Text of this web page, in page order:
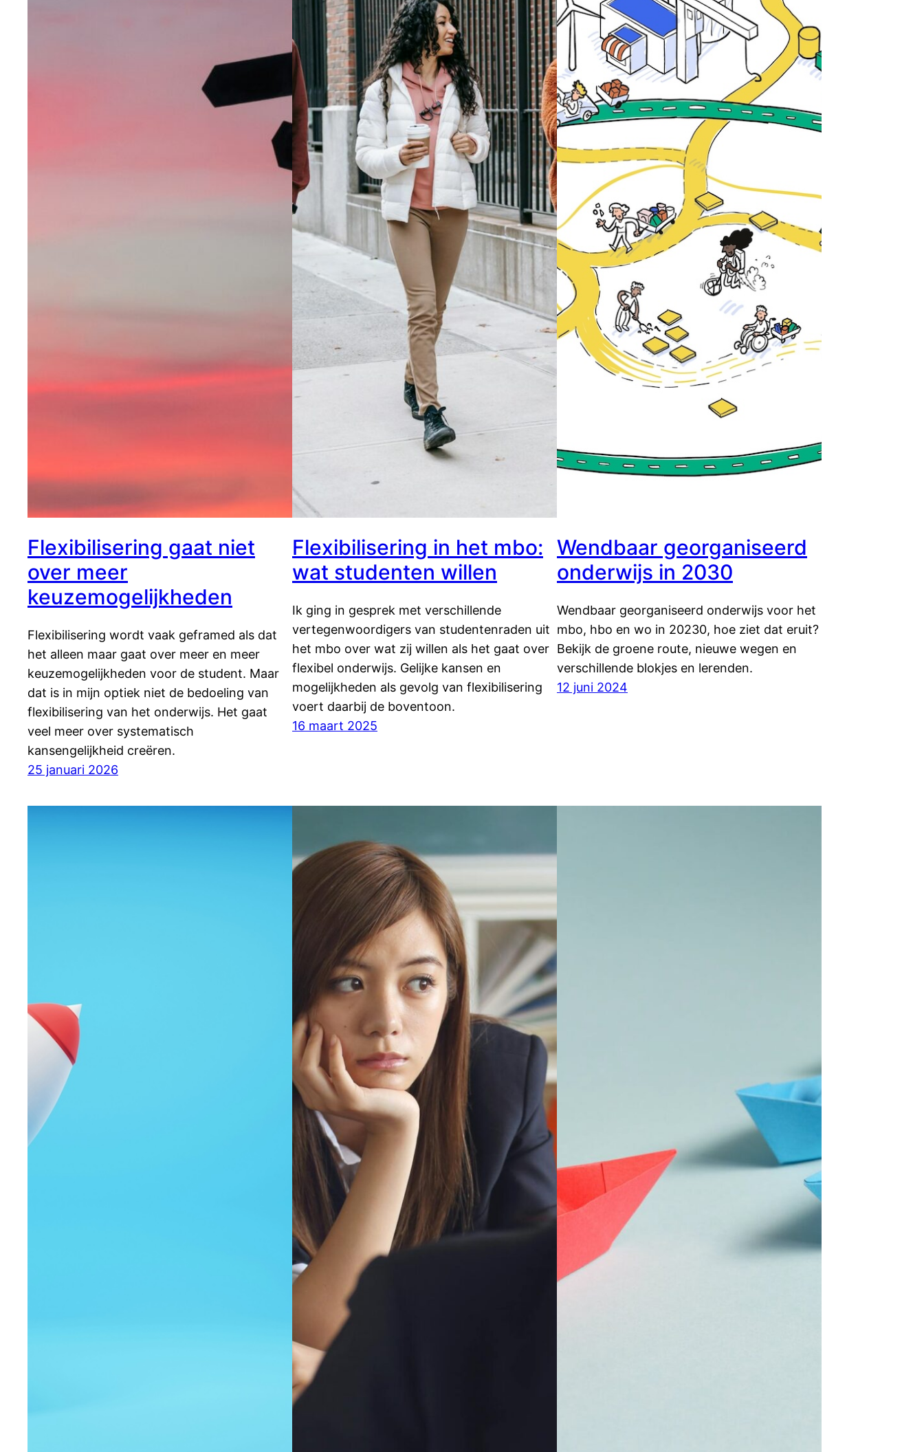
Flexibilisering gaat niet
over meer
keuzemogelijkheden
Flexibilisering wordt vaak geframed als dat
het alleen maar gaat over meer en meer
keuzemogelijkheden voor de student. Maar
dat is in mijn optiek niet de bedoeling van
flexibilisering van het onderwijs. Het gaat
veel meer over systematisch
kansengelijkheid creëren.
25 januari 2026
Flexibilisering in het mbo:
wat studenten willen
Ik ging in gesprek met verschillende
vertegenwoordigers van studentenraden uit
het mbo over wat zij willen als het gaat over
flexibel onderwijs. Gelijke kansen en
mogelijkheden als gevolg van flexibilisering
voert daarbij de boventoon.
16 maart 2025
Wendbaar georganiseerd
onderwijs in 2030
Wendbaar georganiseerd onderwijs voor het
mbo, hbo en wo in 20230, hoe ziet dat eruit?
Bekijk de groene route, nieuwe wegen en
verschillende blokjes en lerenden.
12 juni 2024